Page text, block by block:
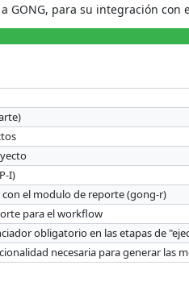
GONG, para su integración
I)
el modulo de reporte (gong-r)
para el workflow
obligatorio en las etapas de
necesaria para generar las